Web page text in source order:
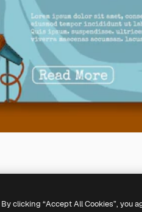
By clicking “Accept All Cookies”, you